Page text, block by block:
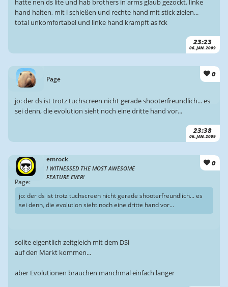
23:23
06. JAN. 2009
hand halten, mit l schießen und rechte hand mit stick zielen...
total unkomfortabel und linke hand krampft as fck
Page
0
23:38
06. JAN. 2009
jo: der ds ist trotz tuchscreen nicht gerade shooterfreundlich... es
sei denn, die evolution sieht noch eine dritte hand vor...
emrock
I WITNESSED THE MOST AWESOME
FEATURE EVER!
0
Page:
jo: der ds ist trotz tuchscreen nicht gerade shooterfreundlich... es
sei denn, die evolution sieht noch eine dritte hand vor...
sollte eigentlich zeitgleich mit dem DSi
auf den Markt kommen...
aber Evolutionen brauchen manchmal einfach länger